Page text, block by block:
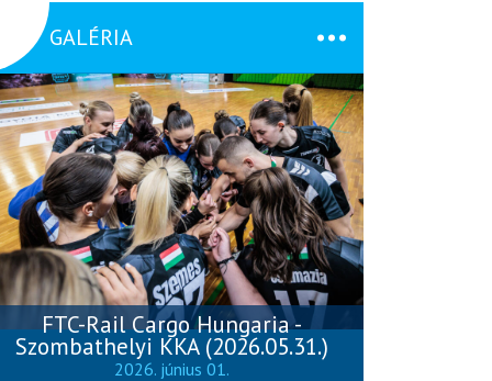
GALÉRIA
FTC-Rail Cargo Hungaria -
Szombathelyi KKA (2026.05.31.)
2026. június 01.